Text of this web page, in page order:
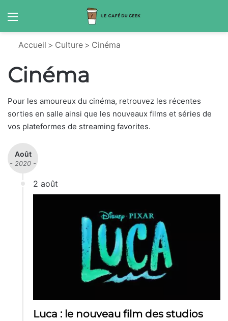
Accueil > Culture > Cinéma
Cinéma
Pour les amoureux du cinéma, retrouvez les récentes
sorties en salle ainsi que les nouveaux films et séries de
vos plateformes de streaming favorites.
Août
- 2020 -
2 août
Luca : le nouveau film des studios